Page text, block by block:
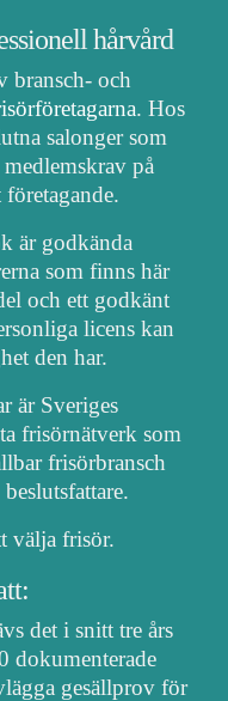
hårvård
bransch- och
. Hos
salonger som
på
är godkända
som finns här
och ett godkänt
licens kan
den har.
är Sveriges
frisörnätverk som
frisörbransch
välja frisör.
det i snitt tre års
dokumenterade
gesällprov för